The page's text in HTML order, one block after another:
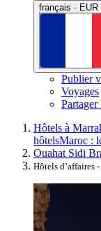
français · EUR
Publier
Voyages
Partager
Hôtels à
hôtelsMaroc :
Ouahat Sidi
Hôtels d’affaires